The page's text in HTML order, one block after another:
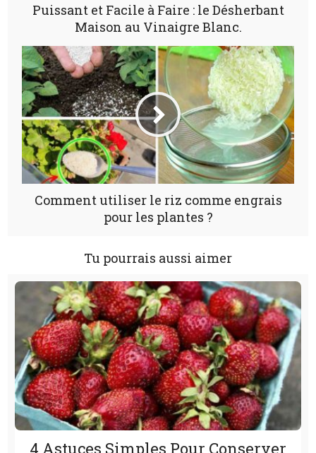
Puissant et Facile à Faire : le Désherbant
Maison au Vinaigre Blanc.
Comment utiliser le riz comme engrais
pour les plantes ?
Tu pourrais aussi aimer
4 Astuces Simples Pour Conserver